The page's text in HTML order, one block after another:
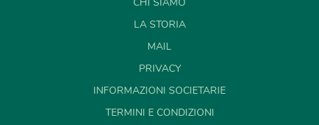
LA STORIA
MAIL
PRIVACY
INFORMAZIONI SOCIETARIE
TERMINI E CONDIZIONI